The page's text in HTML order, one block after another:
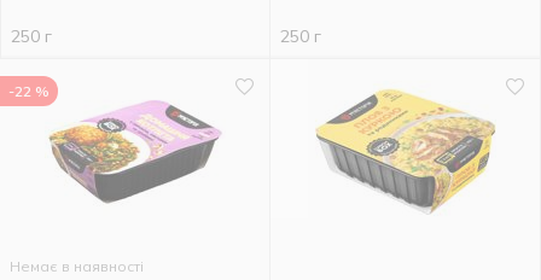
250 г 250 г
-22 %
Немає в наявності